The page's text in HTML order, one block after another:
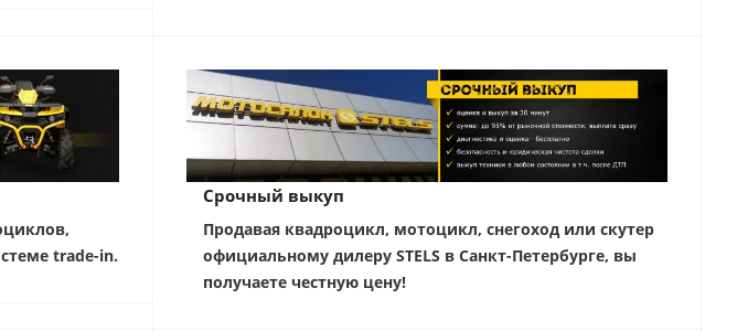
trade-in.
Срочный выкуп
Продавая квадроцикл, мотоцикл, снегоход или скутер
официальному дилеру STELS в Санкт-Петербурге, вы
получаете честную цену!